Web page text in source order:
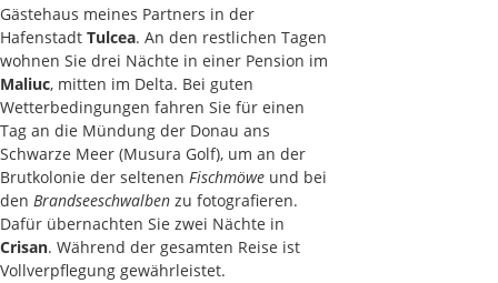
Gästehaus meines Partners in der
Hafenstadt Tulcea. An den restlichen Tagen
wohnen Sie drei Nächte in einer Pension im
Maliuc, mitten im Delta. Bei guten
Wetterbedingungen fahren Sie für einen
Tag an die Mündung der Donau ans
Schwarze Meer (Musura Golf), um an der
Brutkolonie der seltenen Fischmöwe und bei
den Brandseeschwalben zu fotografieren.
Dafür übernachten Sie zwei Nächte in
Crisan. Während der gesamten Reise ist
Vollverpflegung gewährleistet.